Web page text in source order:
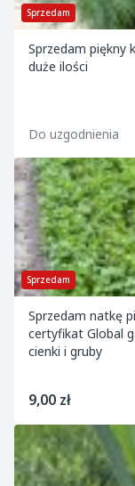
Sprzedam
Sprzedam piękny
duże ilości
Do uzgodnienia
Sprzedam
Sprzedam natkę
certyfikat Global
cienki i gruby
9,00 zł